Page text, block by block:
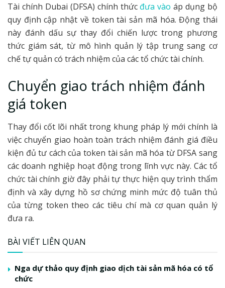
Tài chính Dubai (DFSA) chính thức đưa vào áp dụng bộ
quy định cập nhật về token tài sản mã hóa. Động thái
này đánh dấu sự thay đổi chiến lược trong phương
thức giám sát, từ mô hình quản lý tập trung sang cơ
chế tự quản có trách nhiệm của các tổ chức tài chính.
Chuyển giao trách nhiệm đánh
giá token
Thay đổi cốt lõi nhất trong khung pháp lý mới chính là
việc chuyển giao hoàn toàn trách nhiệm đánh giá điều
kiện đủ tư cách của token tài sản mã hóa từ DFSA sang
các doanh nghiệp hoạt động trong lĩnh vực này. Các tổ
chức tài chính giờ đây phải tự thực hiện quy trình thẩm
định và xây dựng hồ sơ chứng minh mức độ tuân thủ
của từng token theo các tiêu chí mà cơ quan quản lý
đưa ra.
BÀI VIẾT LIÊN QUAN
Nga dự thảo quy định giao dịch tài sản mã hóa có tổ
chức